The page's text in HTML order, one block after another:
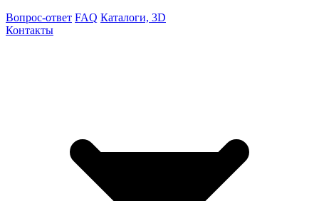
Вопрос-ответ FAQ Каталоги, 3D
Контакты